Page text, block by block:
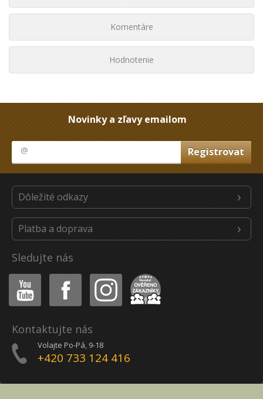
Komentáre
Hodnotenie
Novinky a zľavy emailom
Dôležité odkazy
Platba a doprava
Sledujte nás
Youtube Facebook Instagram Heureka
Kontaktujte nás
Volajte Po-Pá, 9-18
+420 733 124 416